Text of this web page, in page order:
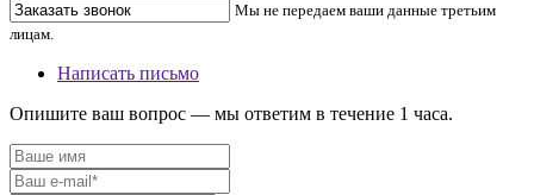
Мы не передаем ваши данные третьим
лицам.
Написать письмо
Опишите ваш вопрос — мы ответим в течение 1 часа.